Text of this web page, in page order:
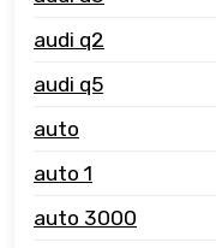
audi q2
audi q5
auto
auto 1
auto 3000